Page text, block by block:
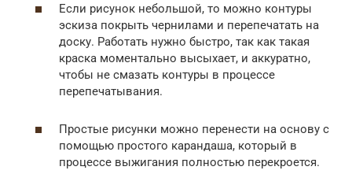
Если рисунок небольшой, то можно контуры
эскиза покрыть чернилами и перепечатать на
доску. Работать нужно быстро, так как такая
краска моментально высыхает, и аккуратно,
чтобы не смазать контуры в процессе
перепечатывания.
Простые рисунки можно перенести на основу с
помощью простого карандаша, который в
процессе выжигания полностью перекроется.